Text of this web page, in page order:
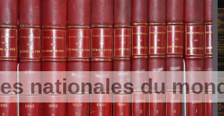
nationales du